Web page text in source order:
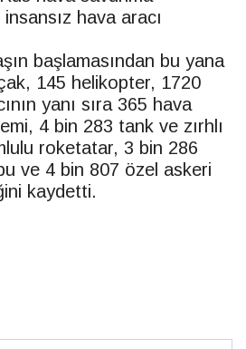
hava aracı
başlamasından bu yana
145 helikopter, 1720
yanı sıra 365 hava
4 bin 283 tank ve zırhlı
roketatar, 3 bin 286
ve 4 bin 807 özel askeri
kaydetti.